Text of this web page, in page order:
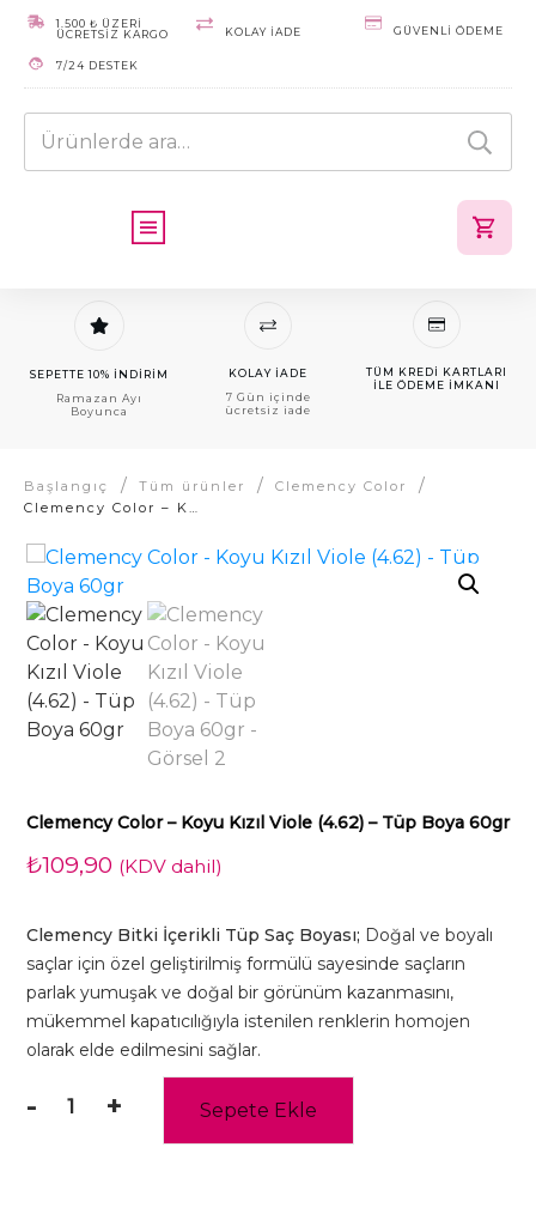
1.500 ₺ ÜZERİ
ÜCRETSİZ KARGO
KOLAY IADE GÜVENLI ÖDEME
7/24 DESTEK
Ara:
SEPETTE 10% İNDİRİM
Ramazan Ayı
Boyunca
KOLAY IADE
7 Gün içinde
ücretsiz iade
TÜM KREDI KARTLARI
ILE ÖDEME IMKANI
Başlangıç / Tüm ürünler / Clemency Color /
Clemency Color – Koyu Kızıl Viole (4.62) – Tüp Boya 60gr
Clemency Color – Koyu Kızıl Viole (4.62) – Tüp Boya 60gr
₺109,90 (KDV dahil)
Clemency Bitki İçerikli Tüp Saç Boyası; Doğal ve boyalı
saçlar için özel geliştirilmiş formülü sayesinde saçların
parlak yumuşak ve doğal bir görünüm kazanmasını,
mükemmel kapatıcılığıyla istenilen renklerin homojen
olarak elde edilmesini sağlar.
-Clemency
+ Sepete Ekle